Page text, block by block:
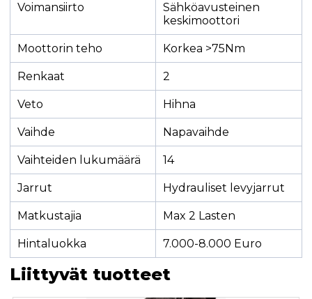
Voimansiirto
Sähköavusteinen
keskimoottori
Moottorin teho Korkea >75Nm
Renkaat 2
Veto Hihna
Vaihde Napavaihde
Vaihteiden lukumäärä 14
Jarrut Hydrauliset levyjarrut
Matkustajia Max 2 Lasten
Hintaluokka 7.000-8.000 Euro
Liittyvät tuotteet